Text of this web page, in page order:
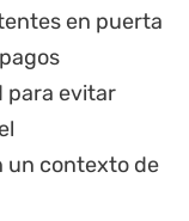
en puerta
para evitar
un contexto de